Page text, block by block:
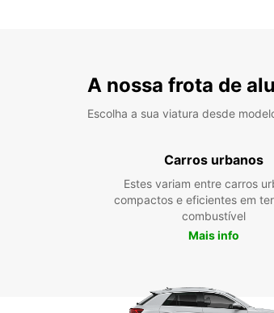
A nossa frota de
Escolha a sua viatura desde
Carros urbanos
Estes variam entre carros
compactos e eficientes em
combustível
Mais info